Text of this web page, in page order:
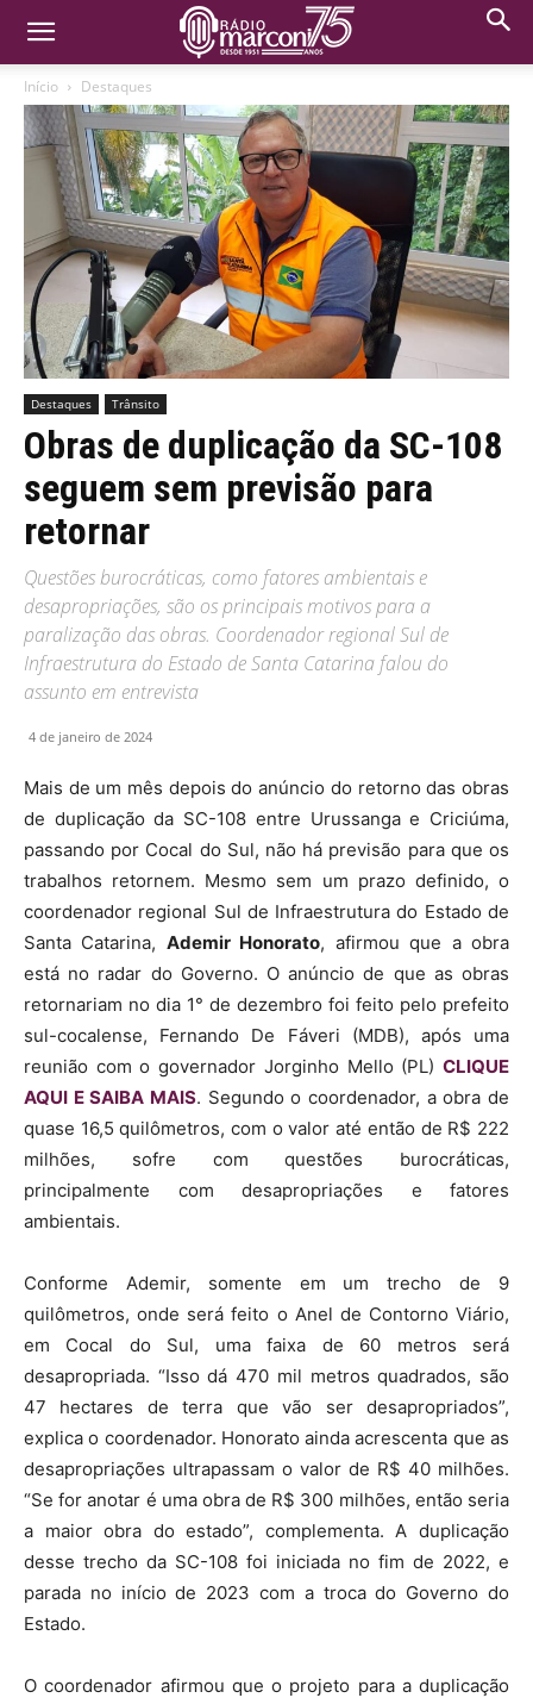
Início Destaques
Destaques Trânsito
Obras de duplicação da SC-108
seguem sem previsão para
retornar
Questões burocráticas, como fatores ambientais e
desapropriações, são os principais motivos para a
paralização das obras. Coordenador regional Sul de
Infraestrutura do Estado de Santa Catarina falou do
assunto em entrevista
4 de janeiro de 2024
Mais de um mês depois do anúncio do retorno das obras
de duplicação da SC-108 entre Urussanga e Criciúma,
passando por Cocal do Sul, não há previsão para que os
trabalhos retornem. Mesmo sem um prazo definido, o
coordenador regional Sul de Infraestrutura do Estado de
Santa Catarina, Ademir Honorato, afirmou que a obra
está no radar do Governo. O anúncio de que as obras
retornariam no dia 1° de dezembro foi feito pelo prefeito
sul-cocalense, Fernando De Fáveri (MDB), após uma
reunião com o governador Jorginho Mello (PL) CLIQUE
AQUI E SAIBA MAIS. Segundo o coordenador, a obra de
quase 16,5 quilômetros, com o valor até então de R$ 222
milhões, sofre com questões burocráticas,
principalmente com desapropriações e fatores
ambientais.
Conforme Ademir, somente em um trecho de 9
quilômetros, onde será feito o Anel de Contorno Viário,
em Cocal do Sul, uma faixa de 60 metros será
desapropriada. “Isso dá 470 mil metros quadrados, são
47 hectares de terra que vão ser desapropriados”,
explica o coordenador. Honorato ainda acrescenta que as
desapropriações ultrapassam o valor de R$ 40 milhões.
“Se for anotar é uma obra de R$ 300 milhões, então seria
a maior obra do estado”, complementa. A duplicação
desse trecho da SC-108 foi iniciada no fim de 2022, e
parada no início de 2023 com a troca do Governo do
Estado.
O coordenador afirmou que o projeto para a duplicação